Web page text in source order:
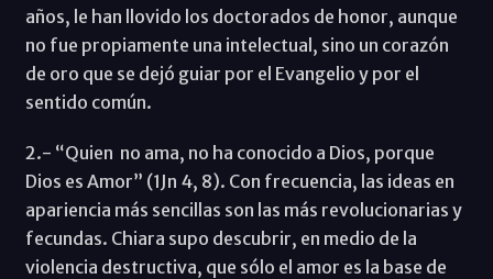
años, le han llovido los doctorados de honor, aunque
no fue propiamente una intelectual, sino un corazón
de oro que se dejó guiar por el Evangelio y por el
sentido común.
2.- “Quien no ama, no ha conocido a Dios, porque
Dios es Amor” (1Jn 4, 8). Con frecuencia, las ideas en
apariencia más sencillas son las más revolucionarias y
fecundas. Chiara supo descubrir, en medio de la
violencia destructiva, que sólo el amor es la base de